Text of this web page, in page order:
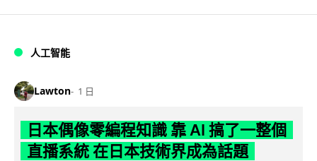
人工智能
Lawton 1 日
日本偶像零編程知識 靠 AI 搞了一整個
直播系統 在日本技術界成為話題